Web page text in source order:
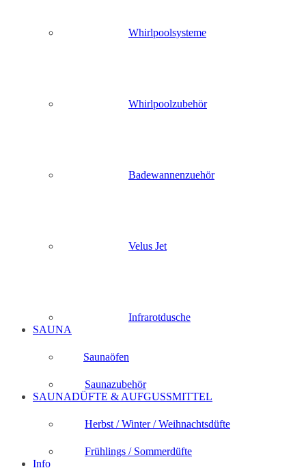
Whirlpoolsysteme
Whirlpoolzubehör
Badewannenzuehör
Velus Jet
Infrarotdusche
SAUNA
Saunaöfen
Saunazubehör
SAUNADÜFTE & AUFGUSSMITTEL
Herbst / Winter / Weihnachtsdüfte
Frühlings / Sommerdüfte
Info